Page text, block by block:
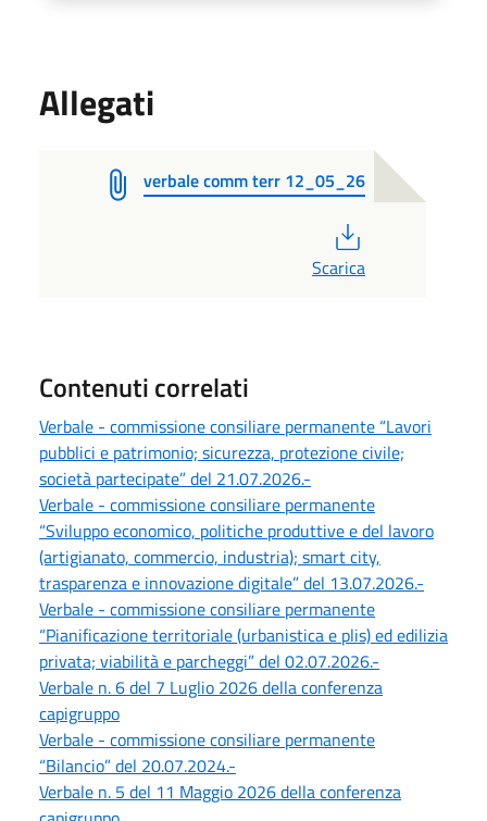
Allegati
verbale comm terr 12_05_26
Scarica
Contenuti correlati
Verbale - commissione consiliare permanente “Lavori
pubblici e patrimonio; sicurezza, protezione civile;
società partecipate” del 21.07.2026.-
Verbale - commissione consiliare permanente
“Sviluppo economico, politiche produttive e del lavoro
(artigianato, commercio, industria); smart city,
trasparenza e innovazione digitale” del 13.07.2026.-
Verbale - commissione consiliare permanente
“Pianificazione territoriale (urbanistica e plis) ed edilizia
privata; viabilità e parcheggi” del 02.07.2026.-
Verbale n. 6 del 7 Luglio 2026 della conferenza
capigruppo
Verbale - commissione consiliare permanente
“Bilancio” del 20.07.2024.-
Verbale n. 5 del 11 Maggio 2026 della conferenza